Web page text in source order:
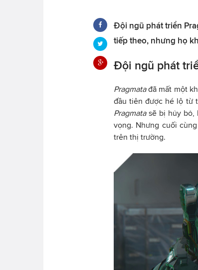
Đội ngũ phát triển
tiếp theo, nhưng họ
Đội ngũ phát
Pragmatađã mất một
đầu tiên được hé lộ từ
Pragmatasẽ bị hủy bỏ,
vọng. Nhưng cuối
trên thị trường.